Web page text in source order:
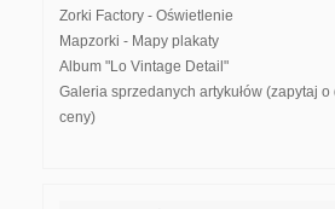
Zorki Factory - Oświetlenie
Mapzorki - Mapy plakaty
Album "Lo Vintage Detail"
Galeria sprzedanych artykułów (zapytaj
ceny)